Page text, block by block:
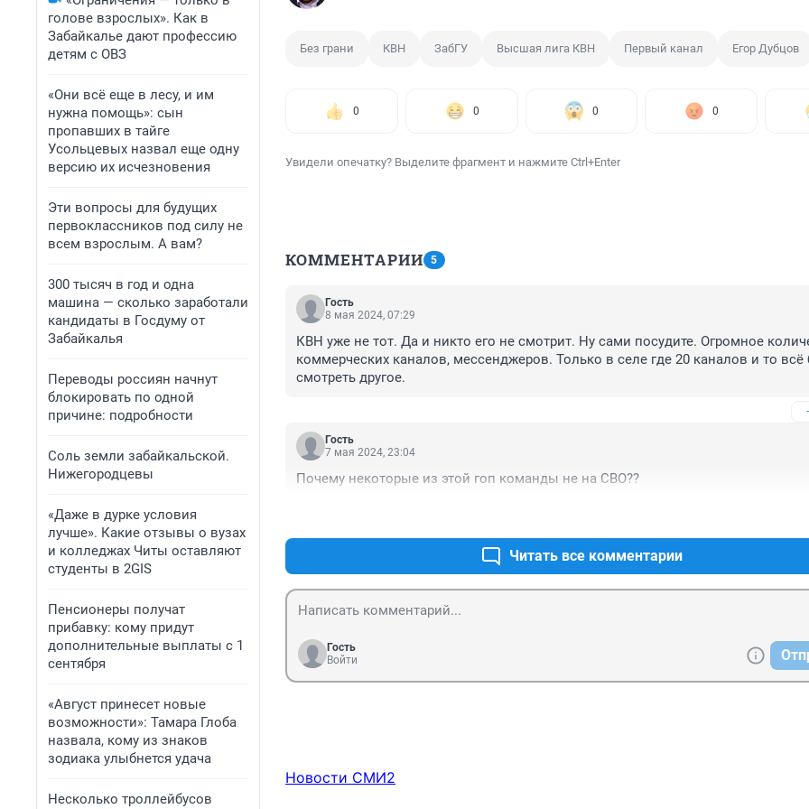
голове взрослых». Как в
Забайкалье дают профессию
детям с ОВЗ
«Они всё еще в лесу, и им
нужна помощь»: сын
пропавших в тайге
Усольцевых назвал еще одну
версию их исчезновения
Эти вопросы для будущих
первоклассников под силу не
всем взрослым. А вам?
300 тысяч в год и одна
машина — сколько заработали
кандидаты в Госдуму от
Забайкалья
Переводы россиян начнут
блокировать по одной
причине: подробности
Соль земли забайкальской.
Нижегородцевы
«Даже в дурке условия
лучше». Какие отзывы о вузах
и колледжах Читы оставляют
студенты в 2GIS
Пенсионеры получат
прибавку: кому придут
дополнительные выплаты с 1
сентября
«Август принесет новые
возможности»: Тамара Глоба
назвала, кому из знаков
зодиака улыбнется удача
Несколько троллейбусов
Без грани КВН ЗабГУ Высшая лига КВН Первый канал Егор Дубцов
0 0 0 0
Увидели опечатку? Выделите фрагмент и нажмите Ctrl+Enter
КОММЕНТАРИИ 5
Гость
8 мая 2024, 07:29
КВН уже не тот. Да и никто его не смотрит. Ну сами посудите. Огромное
коммерческих каналов, мессенджеров. Только в селе где 20 каналов и то всё
смотреть другое.
Гость
7 мая 2024, 23:04
Почему некоторые из этой гоп команды не на СВО??
Читать все комментарии
Гость
Войти
Новости СМИ2